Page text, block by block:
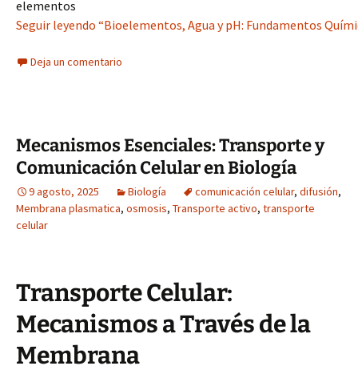
elementos
Seguir leyendo “Bioelementos, Agua y pH: Fundamentos
Deja un comentario
Mecanismos Esenciales: Transporte y
Comunicación Celular en Biología
9 agosto, 2025 Biología comunicación celular, difusión,
Membrana plasmatica, osmosis, Transporte activo, transporte
celular
Transporte Celular:
Mecanismos a Través de la
Membrana